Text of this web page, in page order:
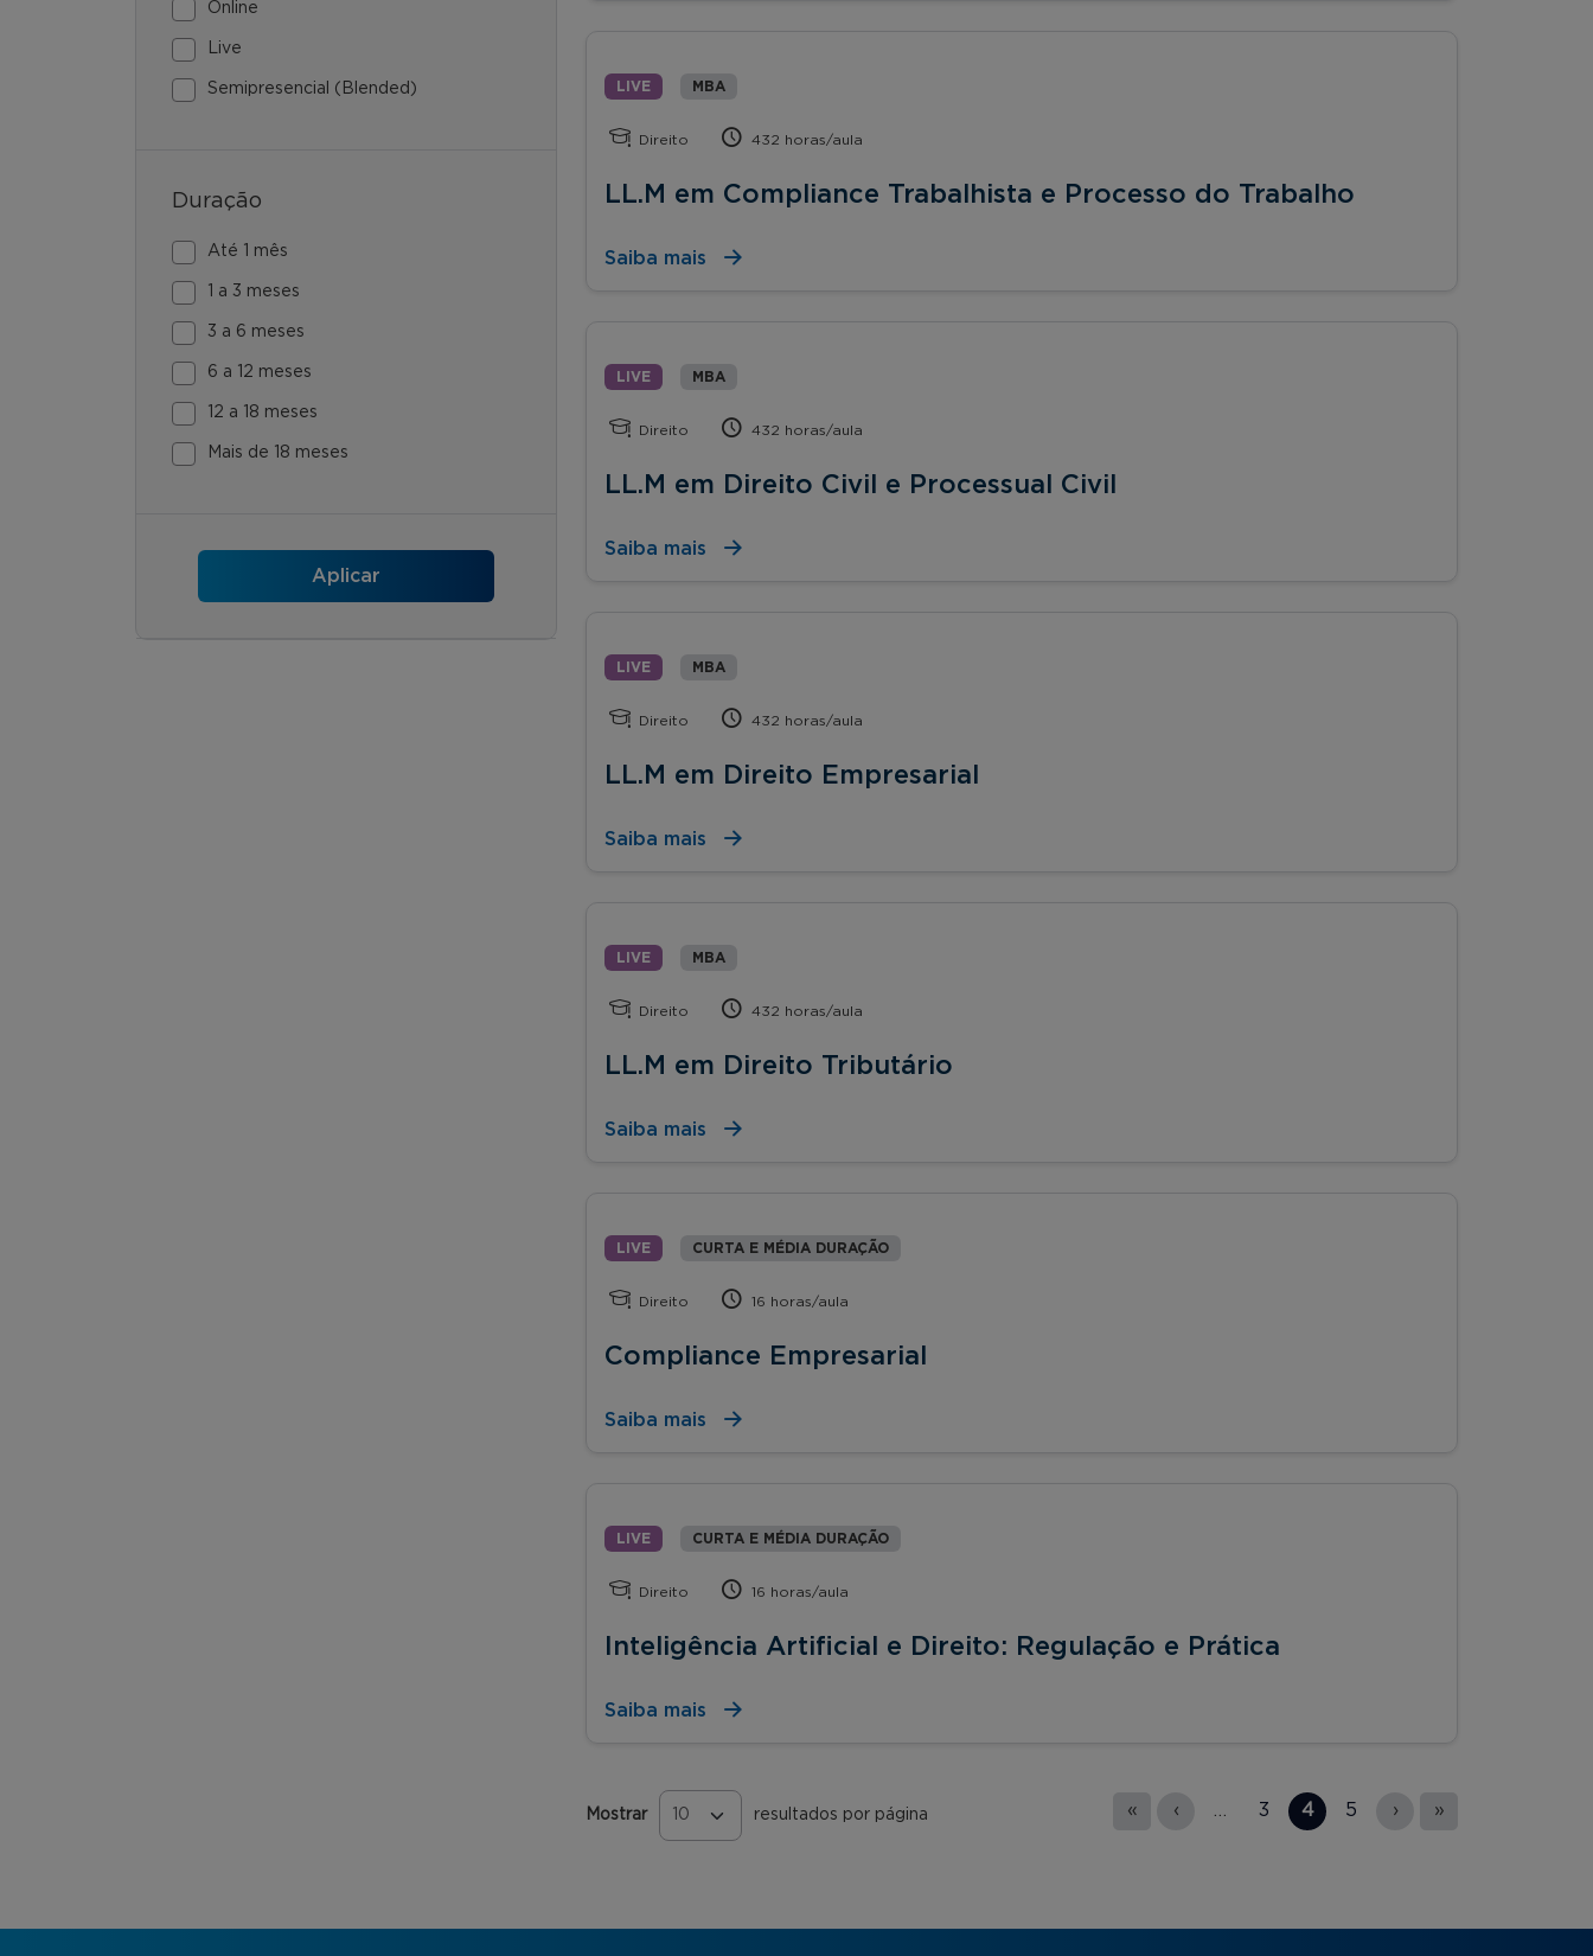
Online
Live
Semipresencial (Blended)
Duração
Até 1 mês
1 a 3 meses
3 a 6 meses
6 a 12 meses
12 a 18 meses
Mais de 18 meses
LIVE MBA
Direito 432 horas/aula
LL.M em Compliance Trabalhista e Processo do Trabalho
Saiba mais
LIVE MBA
Direito 432 horas/aula
LL.M em Direito Civil e Processual Civil
Saiba mais
LIVE MBA
Direito 432 horas/aula
LL.M em Direito Empresarial
Saiba mais
LIVE MBA
Direito 432 horas/aula
LL.M em Direito Tributário
Saiba mais
LIVE CURTA E MÉDIA DURAÇÃO
Direito 16 horas/aula
Compliance Empresarial
Saiba mais
LIVE CURTA E MÉDIA DURAÇÃO
Direito 16 horas/aula
Inteligência Artificial e Direito: Regulação e Prática
Saiba mais
Mostrar resultados por página
Páginas
« ‹ … 3 4 5 › »